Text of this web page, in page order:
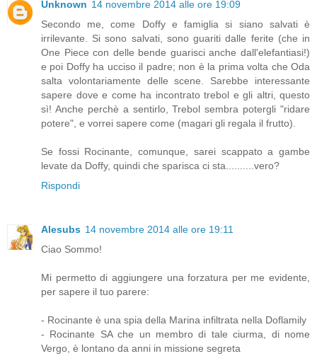
Unknown 14 novembre 2014 alle ore 19:09
Secondo me, come Doffy e famiglia si siano salvati è
irrilevante. Si sono salvati, sono guariti dalle ferite (che in
One Piece con delle bende guarisci anche dall'elefantiasi!)
e poi Doffy ha ucciso il padre; non è la prima volta che Oda
salta volontariamente delle scene. Sarebbe interessante
sapere dove e come ha incontrato trebol e gli altri, questo
sì! Anche perchè a sentirlo, Trebol sembra potergli "ridare
potere", e vorrei sapere come (magari gli regala il frutto).
Se fossi Rocinante, comunque, sarei scappato a gambe
levate da Doffy, quindi che sparisca ci sta..........vero?
Rispondi
Alesubs 14 novembre 2014 alle ore 19:11
Ciao Sommo!
Mi permetto di aggiungere una forzatura per me evidente,
per sapere il tuo parere:
- Rocinante è una spia della Marina infiltrata nella Doflamily
- Rocinante SA che un membro di tale ciurma, di nome
Vergo, è lontano da anni in missione segreta